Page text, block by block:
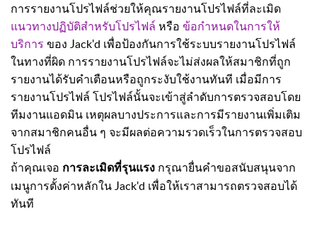
การรายงานโปรไฟล์ช่วยให้คุณรายงานโปรไฟล์ที่ละเมิด
แนวทางปฏิบัติสำหรับโปรไฟล์ หรือ ข้อกำหนดในการให้
บริการ ของ Jack'd เพื่อป้องกันการใช้ระบบรายงานโปรไฟล์
ในทางที่ผิด การรายงานโปรไฟล์จะไม่ส่งผลให้สมาชิกที่ถูก
รายงานได้รับคำเตือนหรือถูกระงับใช้งานทันที เมื่อมีการ
รายงานโปรไฟล์ โปรไฟล์นั้นจะเข้าสู่ลำดับการตรวจสอบโดย
ทีมงานแอดมิน เหตุผลบางประการและการมีรายงานเพิ่มเติม
จากสมาชิกคนอื่น ๆ จะมีผลต่อความรวดเร็วในการตรวจสอบ
โปรไฟล์
ถ้าคุณเจอ การละเมิดที่รุนแรง กรุณายื่นคำขอสนับสนุนจาก
เมนูการตั้งค่าหลักใน Jack'd เพื่อให้เราสามารถตรวจสอบได้
ทันที